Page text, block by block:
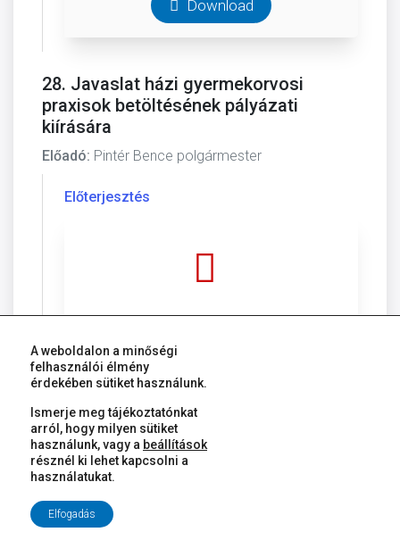
Download
28. Javaslat házi gyermekorvosi
praxisok betöltésének pályázati
kiírására
Előadó: Pintér Bence polgármester
Előterjesztés
28-np-Házi gyermekorvosi praxisok kiírása-o.pdf
Uploaded:2026.05.21
Download
29. Javaslat praxiskezdési támogatás
odaítélésére
Előadó:Pintér Bence polgármester
A weboldalon a minőségi
felhasználói élmény
érdekében sütiket használunk.
Ismerje meg tájékoztatónkat
arról, hogy milyen sütiket
használunk, vagy a beállítások
résznél ki lehet kapcsolni a
használatukat.
Elfogadás